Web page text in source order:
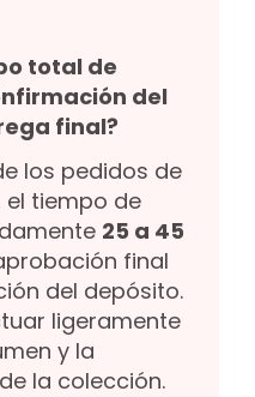
total de
del
final?
los pedidos de
tiempo de
25 a 45
final
del depósito.
ligeramente
y la
la colección.